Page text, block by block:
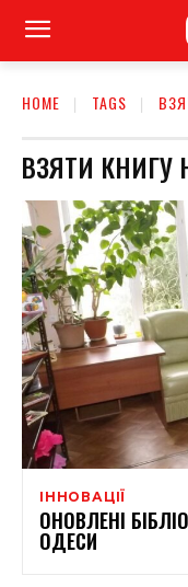
HOME TAGS
ВЗЯТИ КНИГУ
ІННОВАЦІЇ
ОНОВЛЕНІ
ОДЕСИ